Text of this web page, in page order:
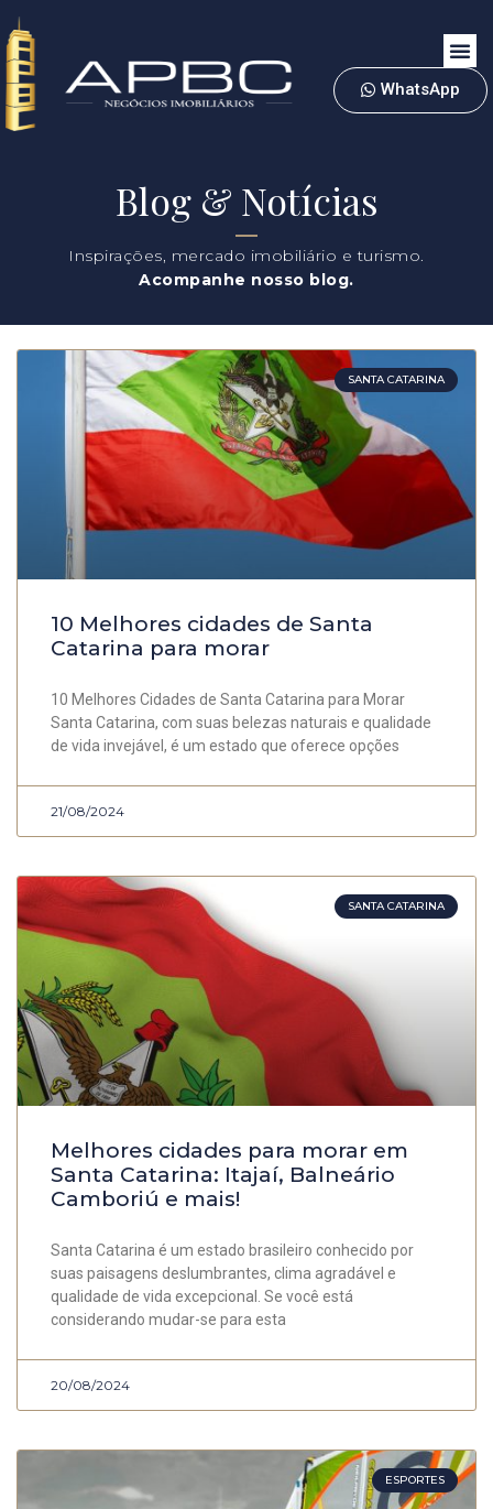
WhatsApp
Blog & Notícias
Inspirações, mercado imobiliário e turismo.
Acompanhe nosso blog.
SANTA CATARINA
10 Melhores cidades de Santa
Catarina para morar
10 Melhores Cidades de Santa Catarina para Morar
Santa Catarina, com suas belezas naturais e qualidade
de vida invejável, é um estado que oferece opções
21/08/2024
SANTA CATARINA
Melhores cidades para morar em
Santa Catarina: Itajaí, Balneário
Camboriú e mais!
Santa Catarina é um estado brasileiro conhecido por
suas paisagens deslumbrantes, clima agradável e
qualidade de vida excepcional. Se você está
considerando mudar-se para esta
20/08/2024
ESPORTES